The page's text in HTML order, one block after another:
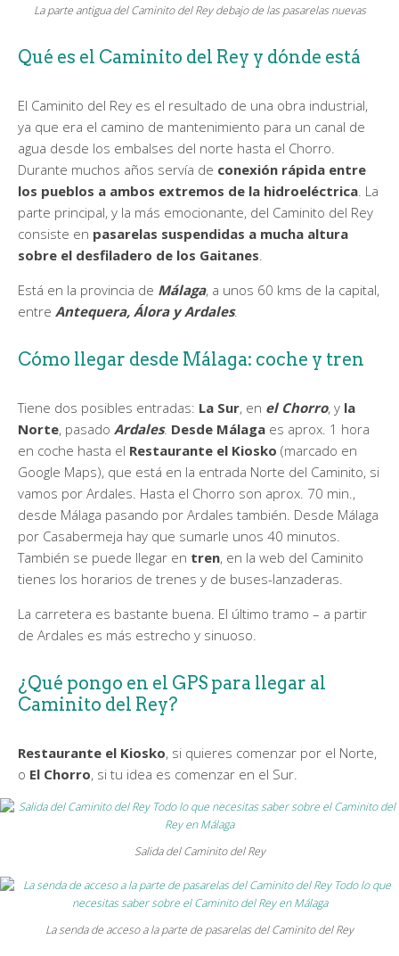
La parte antigua del Caminito del Rey debajo de las pasarelas nuevas
Qué es el Caminito del Rey y dónde está
El Caminito del Rey es el resultado de una obra industrial,
ya que era el camino de mantenimiento para un canal de
agua desde los embalses del norte hasta el Chorro.
Durante muchos años servía de conexión rápida entre
los pueblos a ambos extremos de la hidroeléctrica . La
parte principal, y la más emocionante, del Caminito del Rey
consiste en pasarelas suspendidas a mucha altura
sobre el desfiladero de los Gaitanes
Está en la provincia de Málaga, a unos 60 kms de la capital,
entre Antequera, Álora y Ardales.
Cómo llegar desde Málaga: coche y tren
Tiene dos posibles entradas: La Sur, en el Chorro, y la
Norte, pasado Ardales. Desde Málaga es aprox. 1 hora
en coche hasta el Restaurante el Kiosko (marcado en
Google Maps), que está en la entrada Norte del Caminito, si
vamos por Ardales. Hasta el Chorro son aprox. 70 min.,
desde Málaga pasando por Ardales también. Desde Málaga
por Casabermeja hay que sumarle unos 40 minutos.
También se puede llegar en tren, en la web del Caminito
tienes los horarios de trenes y de buses-lanzaderas.
La carretera es bastante buena. El último tramo – a partir
de Ardales es más estrecho y sinuoso.
¿Qué pongo en el GPS para llegar al
Caminito del Rey?
Restaurante el Kiosko, si quieres comenzar por el Norte,
o El Chorro, si tu idea es comenzar en el Sur.
Salida del Caminito del Rey
La senda de acceso a la parte de pasarelas del Caminito del Rey